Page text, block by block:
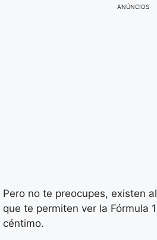
ANÚNCIOS
Pero no te preocupes, existen
que te permiten ver la Fórmula
céntimo.